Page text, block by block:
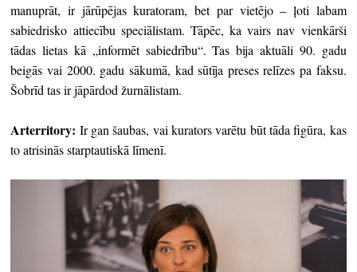
manuprāt, ir jārūpējas kuratoram, bet par vietējo – ļoti labam
sabiedrisko attiecību speciālistam. Tāpēc, ka vairs nav vienkārši
tādas lietas kā „informēt sabiedrību“. Tas bija aktuāli 90. gadu
beigās vai 2000. gadu sākumā, kad sūtīja preses relīzes pa faksu.
Šobrīd tas ir jāpārdod žurnālistam.
Arterritory: Ir gan šaubas, vai kurators varētu būt tāda figūra, kas
to atrisinās starptautiskā līmenī.